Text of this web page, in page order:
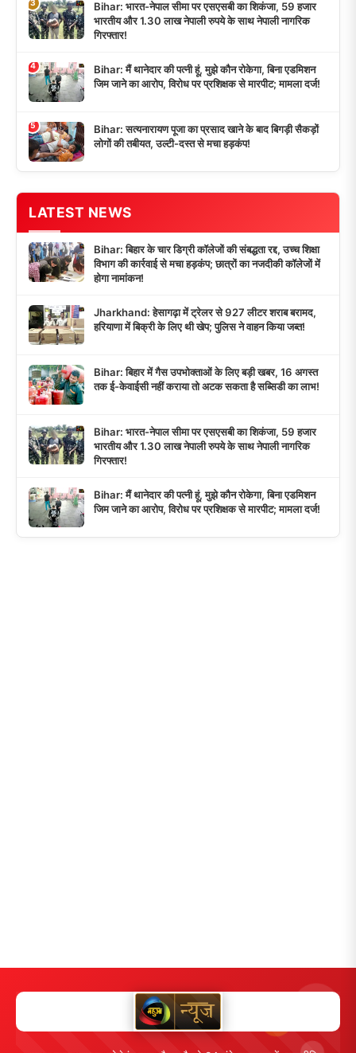
3
Bihar: भारत-नेपाल सीमा पर एसएसबी का शिकंजा, 59 हजार
भारतीय और 1.30 लाख नेपाली रुपये के साथ नेपाली नागरिक
गिरफ्तार!
4
Bihar: मैं थानेदार की पत्नी हूं, मुझे कौन रोकेगा, बिना एडमिशन
जिम जाने का आरोप, विरोध पर प्रशिक्षक से मारपीट; मामला दर्ज!
5
Bihar: सत्यनारायण पूजा का प्रसाद खाने के बाद बिगड़ी सैकड़ों
लोगों की तबीयत, उल्टी-दस्त से मचा हड़कंप!
LATEST NEWS
Bihar: बिहार के चार डिग्री कॉलेजों की संबद्धता रद्द, उच्च शिक्षा
विभाग की कार्रवाई से मचा हड़कंप; छात्रों का नजदीकी कॉलेजों में
होगा नामांकन!
Jharkhand: हेसागढ़ा में ट्रेलर से 927 लीटर शराब बरामद,
हरियाणा में बिक्री के लिए थी खेप; पुलिस ने वाहन किया जब्त!
Bihar: बिहार में गैस उपभोक्ताओं के लिए बड़ी खबर, 16 अगस्त
तक ई-केवाईसी नहीं कराया तो अटक सकता है सब्सिडी का लाभ!
Bihar: भारत-नेपाल सीमा पर एसएसबी का शिकंजा, 59 हजार
भारतीय और 1.30 लाख नेपाली रुपये के साथ नेपाली नागरिक
गिरफ्तार!
Bihar: मैं थानेदार की पत्नी हूं, मुझे कौन रोकेगा, बिना एडमिशन
जिम जाने का आरोप, विरोध पर प्रशिक्षक से मारपीट; मामला दर्ज!